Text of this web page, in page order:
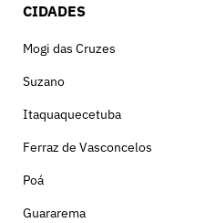
CIDADES
Mogi das Cruzes
Suzano
Itaquaquecetuba
Ferraz de Vasconcelos
Poá
Guararema